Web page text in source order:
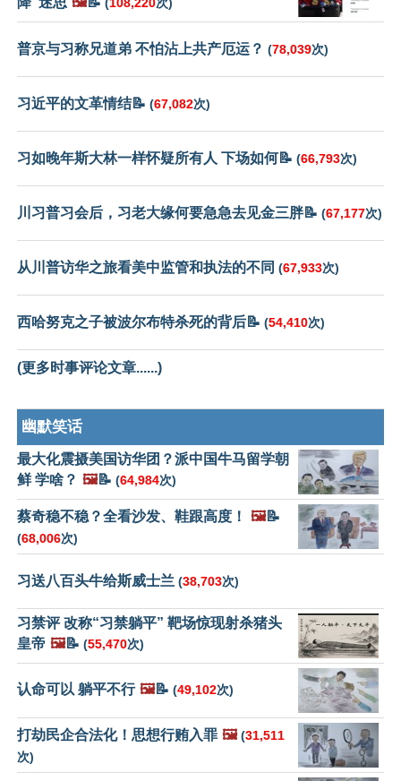
普京与习称兄道弟 不怕沾上共产厄运？ (78,039次)
习近平的文革情结📝 (67,082次)
习如晚年斯大林一样怀疑所有人 下场如何📝 (66,793次)
川习普习会后，习老大缘何要急急去见金三胖📝 (67,177次)
从川普访华之旅看美中监管和执法的不同 (67,933次)
西哈努克之子被波尔布特杀死的背后📝 (54,410次)
(更多时事评论文章......)
幽默笑话
最大化震摄美国访华团？派中国牛马留学朝
鲜 学啥？ 🖼️📝 (64,984次)
蔡奇稳不稳？全看沙发、鞋跟高度！ 🖼️📝
(68,006次)
习送八百头牛给斯威士兰 (38,703次)
习禁评 改称“习禁躺平” 靶场惊现射杀猪头
皇帝 🖼️📝 (55,470次)
认命可以 躺平不行 🖼️📝 (49,102次)
打劫民企合法化！思想行贿入罪 🖼️ (31,511
次)